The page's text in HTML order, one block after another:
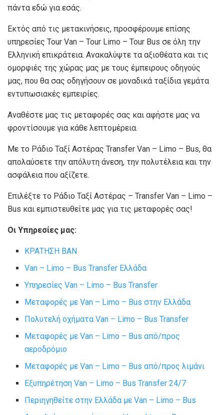
πάντα εδώ για εσάς.
Εκτός από τις μετακινήσεις, προσφέρουμε επίσης
υπηρεσίες Tour Van – Tour Limo – Tour Bus σε όλη την
Ελληνική επικράτεια. Ανακαλύψτε τα αξιοθέατα και τις
ομορφιές της χώρας μας με τους έμπειρους οδηγούς
μας, που θα σας οδηγήσουν σε μοναδικά ταξίδια γεμάτα
εντυπωσιακές εμπειρίες.
Αναθέστε μας τις μεταφορές σας και αφήστε μας να
φροντίσουμε για κάθε λεπτομέρεια.
Με το Ράδιο Ταξί Αστέρας Transfer Van – Limo – Bus, θα
απολαύσετε την απόλυτη άνεση, την πολυτέλεια και την
ασφάλεια που αξίζετε.
Επιλέξτε το Ράδιο Ταξί Αστέρας – Transfer Van – Limo –
Bus και εμπιστευθείτε μας για τις μεταφορές σας!
Οι Υπηρεσίες μας:
ΚΡΑΤΗΣΗ ΒΑΝ
Van – Limo – Bus Transfer Ελλάδα
Υπηρεσίες Van – Limo – Bus Transfer
Μεταφορές με Van – Limo – Bus στην Ελλάδα
Πολυτελή οχήματα Van – Limo – Bus Transfer
Μεταφορές με Van – Limo – Bus από/προς
αεροδρόμιο
Μεταφορές με Van – Limo – Bus από/προς λιμάνι
Εξυπηρέτηση Van – Limo – Bus Transfer 24/7
Περιηγηθείτε στην Ελλάδα με Van – Limo – Bus